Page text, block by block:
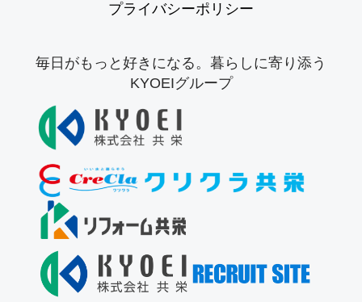
プライバシーポリシー
毎日がもっと好きになる。暮らしに寄り添う
KYOEIグループ